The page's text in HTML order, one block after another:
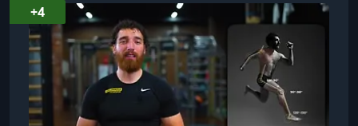
ошибки мешают росту мышечной массы.Что
вы узнаетеКурс поможет вам понять ключевые
механизмы гипертрофии и научит применять
их
+4